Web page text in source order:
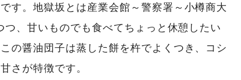
す。地獄坂とは産業会館～警察署～小樽商大
、甘いものでも食べてちょっと休憩したい
の醤油団子は蒸した餅を杵でよくつき、コシ
さが特徴です。